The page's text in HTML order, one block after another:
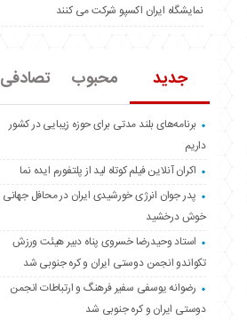
نمایشگاه ایران اکسپو شرکت می کنند
جدید محبوب تصادفی
برنامه‌های بلند مدتی برای حوزه زیبایی در کشور
داریم
اکران آنلاین فیلم کوتاه لید از پلتفورم ایده نما
پدر جوان انرژی خورشیدی ایران در محافل جهانی
خوش درخشید
استاد وحیدرضا خسروی پناه دبیر هیئت ورزش
تکواندو انجمن دوستی ایران و کره جنوبی شد
رضوانه یوسفی سفیر فرهنگ و ارتباطات انجمن
دوستی ایران و کره جنوبی شد